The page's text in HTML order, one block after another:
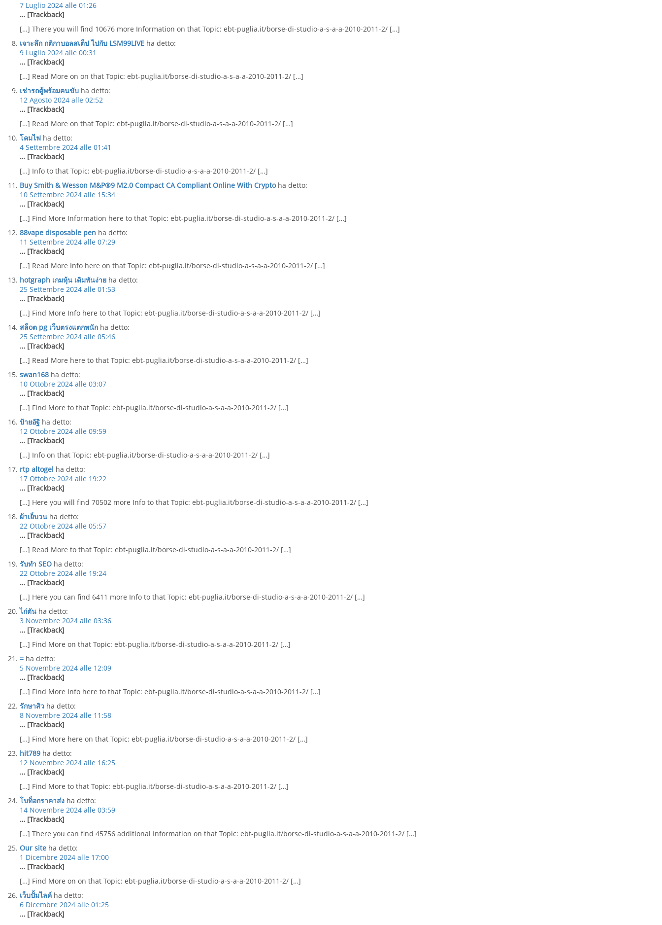
7 Luglio 2024 alle 01:26
… [Trackback]
[…] There you will find 10676 more Information on that Topic: ebt-puglia.it/borse-di-studio-a-s-a-a-2010-2011-2/ […]
เจาะลึก กติกาบอลสเต็ป ไปกับ LSM99LIVE ha detto:
9 Luglio 2024 alle 00:31
… [Trackback]
[…] Read More on on that Topic: ebt-puglia.it/borse-di-studio-a-s-a-a-2010-2011-2/ […]
เช่ารถตู้พร้อมคนขับ ha detto:
12 Agosto 2024 alle 02:52
… [Trackback]
[…] Read More on that Topic: ebt-puglia.it/borse-di-studio-a-s-a-a-2010-2011-2/ […]
โคมไฟ ha detto:
4 Settembre 2024 alle 01:41
… [Trackback]
[…] Info to that Topic: ebt-puglia.it/borse-di-studio-a-s-a-a-2010-2011-2/ […]
Buy Smith & Wesson M&P®9 M2.0 Compact CA Compliant Online With Crypto ha detto:
10 Settembre 2024 alle 15:34
… [Trackback]
[…] Find More Information here to that Topic: ebt-puglia.it/borse-di-studio-a-s-a-a-2010-2011-2/ […]
88vape disposable pen ha detto:
11 Settembre 2024 alle 07:29
… [Trackback]
[…] Read More Info here on that Topic: ebt-puglia.it/borse-di-studio-a-s-a-a-2010-2011-2/ […]
hotgraph เกมหุ้น เดิมพันง่าย ha detto:
25 Settembre 2024 alle 01:53
… [Trackback]
[…] Find More Info here to that Topic: ebt-puglia.it/borse-di-studio-a-s-a-a-2010-2011-2/ […]
สล็oต pg เว็บตรงแตกหนัก ha detto:
25 Settembre 2024 alle 05:46
… [Trackback]
[…] Read More here to that Topic: ebt-puglia.it/borse-di-studio-a-s-a-a-2010-2011-2/ […]
swan168 ha detto:
10 Ottobre 2024 alle 03:07
… [Trackback]
[…] Find More to that Topic: ebt-puglia.it/borse-di-studio-a-s-a-a-2010-2011-2/ […]
ป้ายอัฐิ ha detto:
12 Ottobre 2024 alle 09:59
… [Trackback]
[…] Info on that Topic: ebt-puglia.it/borse-di-studio-a-s-a-a-2010-2011-2/ […]
rtp altogel ha detto:
17 Ottobre 2024 alle 19:22
… [Trackback]
[…] Here you will find 70502 more Info to that Topic: ebt-puglia.it/borse-di-studio-a-s-a-a-2010-2011-2/ […]
ผ้าเย็บวน ha detto:
22 Ottobre 2024 alle 05:57
… [Trackback]
[…] Read More to that Topic: ebt-puglia.it/borse-di-studio-a-s-a-a-2010-2011-2/ […]
รับทำ SEO ha detto:
22 Ottobre 2024 alle 19:24
… [Trackback]
[…] Here you can find 6411 more Info to that Topic: ebt-puglia.it/borse-di-studio-a-s-a-a-2010-2011-2/ […]
ไก่ตัน ha detto:
3 Novembre 2024 alle 03:36
… [Trackback]
[…] Find More on that Topic: ebt-puglia.it/borse-di-studio-a-s-a-a-2010-2011-2/ […]
= ha detto:
5 Novembre 2024 alle 12:09
… [Trackback]
[…] Find More Info here to that Topic: ebt-puglia.it/borse-di-studio-a-s-a-a-2010-2011-2/ […]
รักษาสิว ha detto:
8 Novembre 2024 alle 11:58
… [Trackback]
[…] Find More here on that Topic: ebt-puglia.it/borse-di-studio-a-s-a-a-2010-2011-2/ […]
hit789 ha detto:
12 Novembre 2024 alle 16:25
… [Trackback]
[…] Find More to that Topic: ebt-puglia.it/borse-di-studio-a-s-a-a-2010-2011-2/ […]
โบท็อกราคาส่ง ha detto:
14 Novembre 2024 alle 03:59
… [Trackback]
[…] There you can find 45756 additional Information on that Topic: ebt-puglia.it/borse-di-studio-a-s-a-a-2010-2011-2/ […]
Our site ha detto:
1 Dicembre 2024 alle 17:00
… [Trackback]
[…] Find More on on that Topic: ebt-puglia.it/borse-di-studio-a-s-a-a-2010-2011-2/ […]
เว็บปั้มไลค์ ha detto:
6 Dicembre 2024 alle 01:25
… [Trackback]